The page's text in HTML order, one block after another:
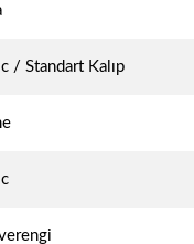
/ Standart Kalıp